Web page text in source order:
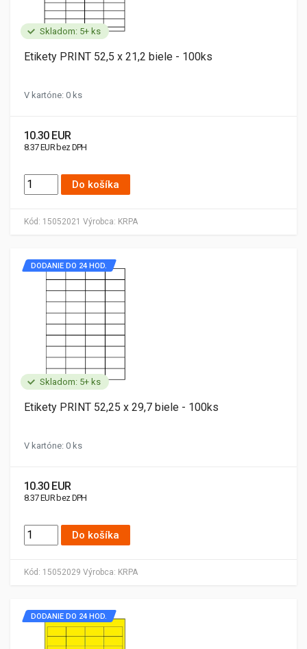
Skladom: 5+ ks
Kód: 15052021 Výrobca: KRPA
Etikety PRINT 52,5 x 21,2 biele - 100ks
V kartóne: 0 ks
10.30 EUR
8.37 EUR bez DPH
Do košíka
Skladom: 5+ ks
Kód: 15052029 Výrobca: KRPA
DODANIE DO 24 HOD.
Etikety PRINT 52,25 x 29,7 biele - 100ks
V kartóne: 0 ks
10.30 EUR
8.37 EUR bez DPH
Do košíka
DODANIE DO 24 HOD.